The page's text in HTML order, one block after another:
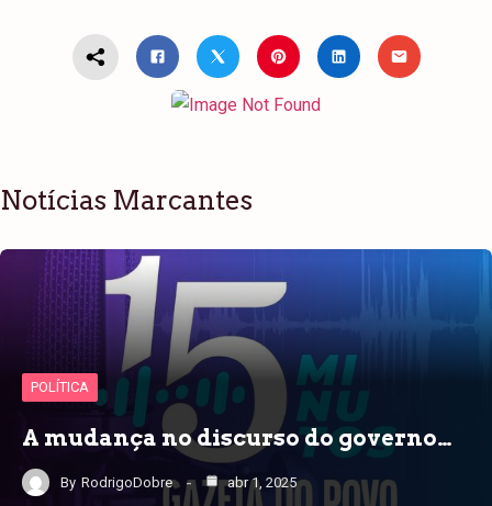
Notícias Marcantes
POLÍTICA
A mudança no discurso do governo…
By RodrigoDobre abr 1, 2025